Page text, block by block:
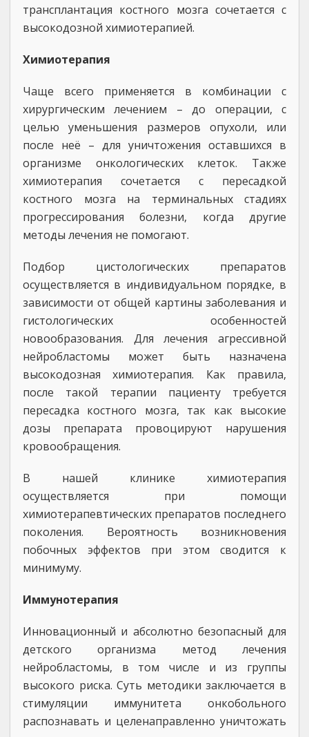
трансплантация костного мозга сочетается с
высокодозной химиотерапией.
Химиотерапия
Чаще всего применяется в комбинации с
хирургическим лечением – до операции, с
целью уменьшения размеров опухоли, или
после неё – для уничтожения оставшихся в
организме онкологических клеток. Также
химиотерапия сочетается с пересадкой
костного мозга на терминальных стадиях
прогрессирования болезни, когда другие
методы лечения не помогают.
Подбор цистологических препаратов
осуществляется в индивидуальном порядке, в
зависимости от общей картины заболевания и
гистологических особенностей
новообразования. Для лечения агрессивной
нейробластомы может быть назначена
высокодозная химиотерапия. Как правила,
после такой терапии пациенту требуется
пересадка костного мозга, так как высокие
дозы препарата провоцируют нарушения
кровообращения.
В нашей клинике химиотерапия
осуществляется при помощи
химиотерапевтических препаратов последнего
поколения. Вероятность возникновения
побочных эффектов при этом сводится к
минимуму.
Иммунотерапия
Инновационный и абсолютно безопасный для
детского организма метод лечения
нейробластомы, в том числе и из группы
высокого риска. Суть методики заключается в
стимуляции иммунитета онкобольного
распознавать и целенаправленно уничтожать